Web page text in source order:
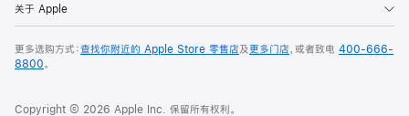
关于 Apple
更多选购方式：查找你附近的 Apple Store 零售店及更多门店，或者致电 400-666-
8800。
Copyright © 2026 Apple Inc. 保留所有权利。